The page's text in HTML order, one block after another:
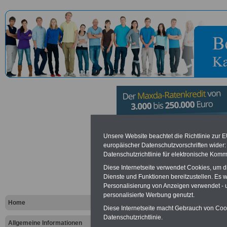
Home
Allgemeine Informationen
Kreuznach
Vorteile für den öffentlichen
Vergleichen und sparen
Bausparen schon ab 16 Jahren
Berufsunfähigkeitsabsicherung
Unsere Website beachtet die Richtlinie zur
europäischer Datenschutzvorschriften
Datenschutzrichtlinie für elektronische
Diese Internetseite verwendet Cookies, um
Dienste und Funktionen bereitzustellen. Es
Personalisierung von Anzeigen verwendet
personalisierte Werbung genutzt.
Diese Internetseite macht Gebrauch von
Datenschutzrichtlinie.